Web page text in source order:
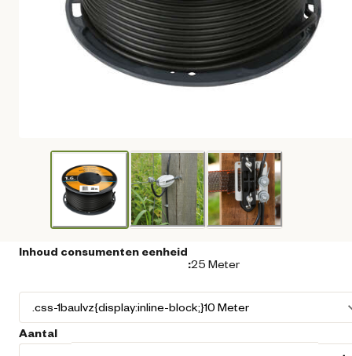
Inhoud consumenten eenheid
:25 Meter
Aantal